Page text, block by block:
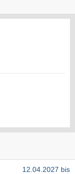
12.04.2027 bis